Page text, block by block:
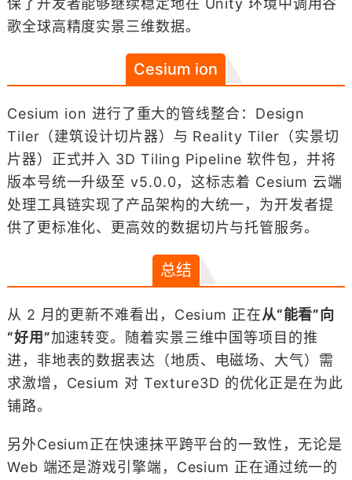
歌全球高精度实景三维数据。
Cesium ion
Cesium ion 进行了重大的管线整合：Design
Tiler（建筑设计切片器）与 Reality Tiler（实景切
片器）正式并入 3D Tiling Pipeline 软件包，并将
版本号统一升级至 v5.0.0，这标志着 Cesium 云端
处理工具链实现了产品架构的大统一，为开发者提
供了更标准化、更高效的数据切片与托管服务。
总结
从 2 月的更新不难看出，Cesium 正在从“能看”向
“好用”加速转变。随着实景三维中国等项目的推
进，非地表的数据表达（地质、电磁场、大气）需
求激增，Cesium 对 Texture3D 的优化正是在为此
铺路。
另外Cesium正在快速抹平跨平台的一致性，无论是
Web 端还是游戏引擎端，Cesium 正在通过统一的